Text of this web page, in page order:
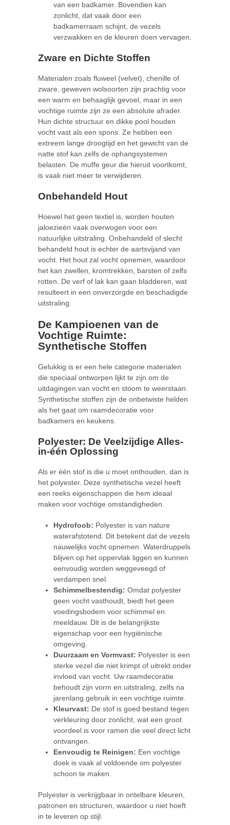
van een badkamer. Bovendien kan
zonlicht, dat vaak door een
badkamerraam schijnt, de vezels
verzwakken en de kleuren doen vervagen.
Zware en Dichte Stoffen
Materialen zoals fluweel (velvet), chenille of
zware, geweven wolsoorten zijn prachtig voor
een warm en behaaglijk gevoel, maar in een
vochtige ruimte zijn ze een absolute afrader.
Hun dichte structuur en dikke pool houden
vocht vast als een spons. Ze hebben een
extreem lange droogtijd en het gewicht van de
natte stof kan zelfs de ophangsystemen
belasten. De muffe geur die hieruit voortkomt,
is vaak niet meer te verwijderen.
Onbehandeld Hout
Hoewel het geen textiel is, worden houten
jaloezieën vaak overwogen voor een
natuurlijke uitstraling. Onbehandeld of slecht
behandeld hout is echter de aartsvijand van
vocht. Het hout zal vocht opnemen, waardoor
het kan zwellen, kromtrekken, barsten of zelfs
rotten. De verf of lak kan gaan bladderen, wat
resulteert in een onverzorgde en beschadigde
uitstraling.
De Kampioenen van de
Vochtige Ruimte:
Synthetische Stoffen
Gelukkig is er een hele categorie materialen
die speciaal ontworpen lijkt te zijn om de
uitdagingen van vocht en stoom te weerstaan.
Synthetische stoffen zijn de onbetwiste helden
als het gaat om raamdecoratie voor
badkamers en keukens.
Polyester: De Veelzijdige Alles-
in-één Oplossing
Als er één stof is die u moet onthouden, dan is
het polyester. Deze synthetische vezel heeft
een reeks eigenschappen die hem ideaal
maken voor vochtige omstandigheden.
Hydrofoob: Polyester is van nature
waterafstotend. Dit betekent dat de vezels
nauwelijks vocht opnemen. Waterdruppels
blijven op het oppervlak liggen en kunnen
eenvoudig worden weggeveegd of
verdampen snel.
Schimmelbestendig: Omdat polyester
geen vocht vasthoudt, biedt het geen
voedingsbodem voor schimmel en
meeldauw. Dit is de belangrijkste
eigenschap voor een hygiënische
omgeving.
Duurzaam en Vormvast: Polyester is een
sterke vezel die niet krimpt of uitrekt onder
invloed van vocht. Uw raamdecoratie
behoudt zijn vorm en uitstraling, zelfs na
jarenlang gebruik in een vochtige ruimte.
Kleurvast: De stof is goed bestand tegen
verkleuring door zonlicht, wat een groot
voordeel is voor ramen die veel direct licht
ontvangen.
Eenvoudig te Reinigen: Een vochtige
doek is vaak al voldoende om polyester
schoon te maken.
Polyester is verkrijgbaar in ontelbare kleuren,
patronen en structuren, waardoor u niet hoeft
in te leveren op stijl.